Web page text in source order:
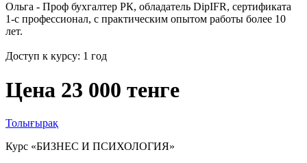
Ольга - Проф бухгалтер РК, обладатель DipIFR, сертификата
1-с профессионал, с практическим опытом работы более 10
лет.
Доступ к курсу: 1 год
Цена 23 000 тенге
Толығырақ
Курс «БИЗНЕС И ПСИХОЛОГИЯ»